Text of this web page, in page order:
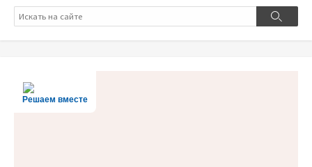
Поиск
Поиск
Решаем вместе